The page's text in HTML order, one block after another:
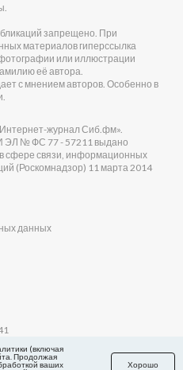
запрещено. При
материалов гиперссылка
или иллюстрации
её автора.
с мнением авторов. Особенно в
журнал Сиб.фм».
ЭЛ № ФС 77 - 57211 выдано
сфере связи, информационных
(Роскомнадзор) 11 марта 2014
данных
(включая
Продолжая
ваших
Хорошо